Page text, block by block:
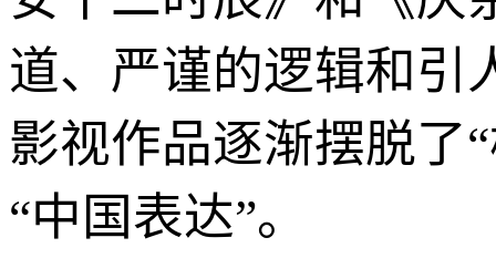
道、严谨的逻辑和引
影视作品逐渐摆脱了
“中国表达”。